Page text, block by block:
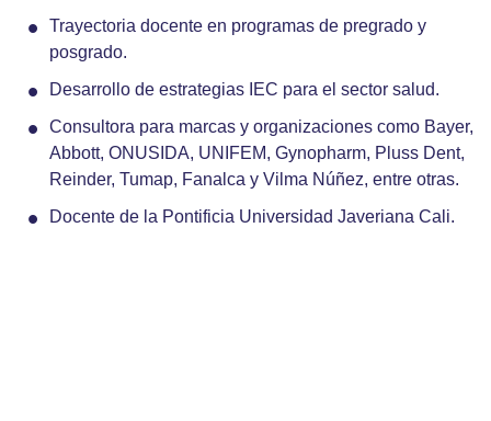
Trayectoria docente en programas de pregrado y
posgrado.
Desarrollo de estrategias IEC para el sector salud.
Consultora para marcas y organizaciones como Bayer,
Abbott, ONUSIDA, UNIFEM, Gynopharm, Pluss Dent,
Reinder, Tumap, Fanalca y Vilma Núñez, entre otras.
Docente de la Pontificia Universidad Javeriana Cali.